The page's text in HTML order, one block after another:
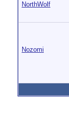
NorthWolf
Nozomi